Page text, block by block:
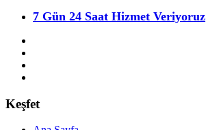
7 Gün 24 Saat Hizmet Veriyoruz
Keşfet